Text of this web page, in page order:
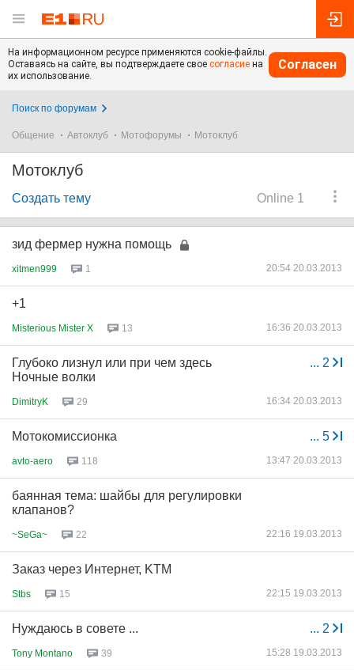
На информационном ресурсе применяются cookie-файлы.
Оставаясь на сайте, вы подтверждаете свое согласие на
их использование.
Согласен
Поиск по форумам
Общение Автоклуб Мотофорумы Мотоклуб
Мотоклуб
Online 1
Создать тему
зид фермер нужна помощь
xitmen999 1 20:54 20.03.2013
+1
Misterious Mister X 13 16:36 20.03.2013
... 2
Глубоко лизнул или при чем здесь
Ночные волки
DimitryK 29 16:34 20.03.2013
... 5
Мотокомиссионка
avto-aero 118 13:47 20.03.2013
баянная тема: шайбы для регулировки
клапанов?
~SeGa~ 22 22:16 19.03.2013
Заказ через Интернет, KTM
Stbs 15 22:15 19.03.2013
... 2
Нуждаюсь в совете ...
Tony Montano 39 15:28 19.03.2013